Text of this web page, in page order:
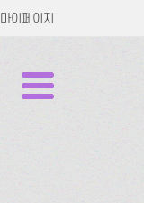
마이페이지